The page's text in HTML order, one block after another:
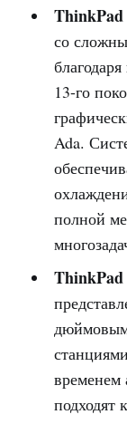
ThinkPad
со
13-го
Ada.
полной
ThinkPad
подходят